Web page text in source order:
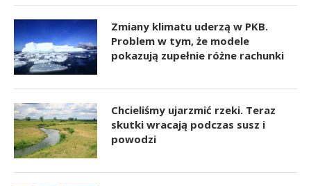
Zmiany klimatu uderzą w PKB.
Problem w tym, że modele
pokazują zupełnie różne rachunki
Chcieliśmy ujarzmić rzeki. Teraz
skutki wracają podczas susz i
powodzi